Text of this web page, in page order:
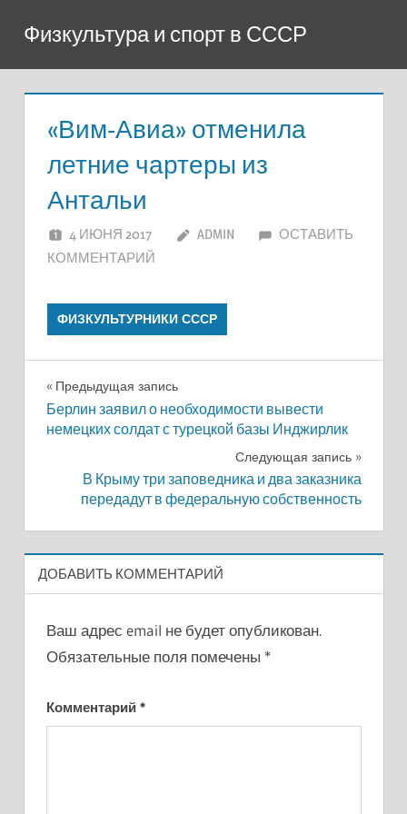
содержимому
Физкультура и спорт в СССР
«Вим-Авиа» отменила
летние чартеры из
Антальи
4 ИЮНЯ 2017 ADMIN
ОСТАВИТЬ
КОММЕНТАРИЙ
ФИЗКУЛЬТУРНИКИ СССР
Навигация
по
Предыдущая запись
Берлин заявил о необходимости вывести
немецких солдат с турецкой базы Инджирлик
Следующая запись
В Крыму три заповедника и два заказника
передадут в федеральную собственность
ДОБАВИТЬ КОММЕНТАРИЙ
Ваш адрес email не будет опубликован.
Обязательные поля помечены *
Комментарий *